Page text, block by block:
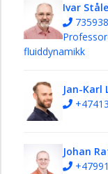
Ivar
fluiddynamikk
Jan-Karl
Johan